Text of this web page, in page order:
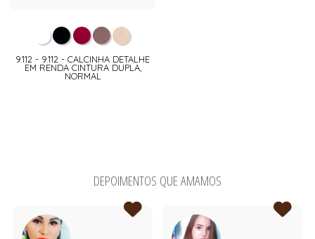
9.112 - 9.112 - CALCINHA DETALHE
EM RENDA CINTURA DUPLA,
NORMAL
DEPOIMENTOS QUE AMAMOS